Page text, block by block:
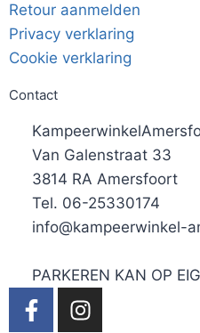
Retour aanmelden
Privacy verklaring
Cookie verklaring
Contact
Van Galenstraat 33
3814 RA Amersfoort
Tel. 06-25330174
info@kampeerwinkel-
PARKEREN KAN OP